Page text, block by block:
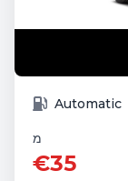
Automatic
מ
€35